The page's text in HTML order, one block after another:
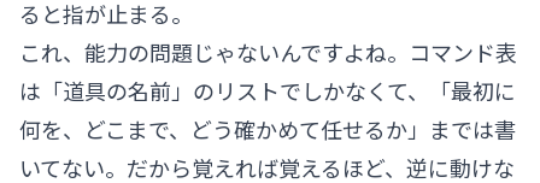
ると指が止まる。
これ、能力の問題じゃないんですよね。コマンド表
は「道具の名前」のリストでしかなくて、「最初に
何を、どこまで、どう確かめて任せるか」までは書
いてない。だから覚えれば覚えるほど、逆に動けな